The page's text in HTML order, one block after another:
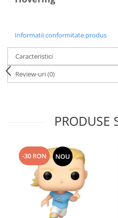
Informatii conformitate produs
Caracteristici
Review-uri(0)
PRODUSE
-30 RON NOU